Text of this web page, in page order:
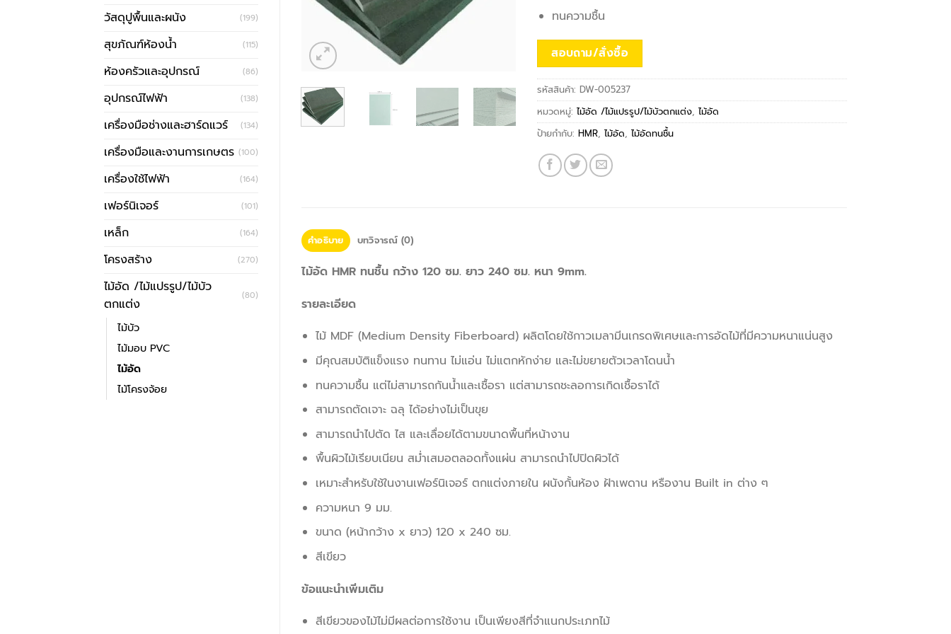
วัสดุปูพื้นและผนัง (199)
สุขภัณฑ์ห้องน้ำ (115)
ห้องครัวและอุปกรณ์ (86)
อุปกรณ์ไฟฟ้า (138)
เครื่องมือช่างและฮาร์ดแวร์ (134)
เครื่องมือและงานการเกษตร (100)
เครื่องใช้ไฟฟ้า (164)
เฟอร์นิเจอร์ (101)
เหล็ก (164)
โครงสร้าง (270)
ไม้อัด /ไม้แปรรูป/ไม้บัว
ตกแต่ง
(80)
ไม้บัว
ไม้มอบ PVC
ไม้อัด
ไม้โครงจ้อย
ทนความชื้น
สอบถาม/สั่งซื้อ
รหัสสินค้า:DW-005237
หมวดหมู่:ไม้อัด /ไม้แปรรูป/ไม้บัวตกแต่ง,ไม้อัด
ป้ายกำกับ:HMR,ไม้อัด,ไม้อัดทนชื้น
คำอธิบาย บทวิจารณ์ (0)
ไม้อัด HMR ทนชื้น กว้าง 120 ซม. ยาว 240 ซม. หนา 9mm.
รายละเอียด
ไม้ MDF (Medium Density Fiberboard) ผลิตโดยใช้กาวเมลามีนเกรดพิเศษและการอัดไม้ที่มีความหนาแน่นสูง
มีคุณสมบัติแข็งแรง ทนทาน ไม่แอ่น ไม่แตกหักง่าย และไม่ขยายตัวเวลาโดนน้ำ
ทนความชื้น แต่ไม่สามารถกันน้ำและเชื้อรา แต่สามารถชะลอการเกิดเชื้อราได้
สามารถตัดเจาะ ฉลุ ได้อย่างไม่เป็นขุย
สามารถนำไปตัด ไส และเลื่อยได้ตามขนาดพื้นที่หน้างาน
พื้นผิวไม้เรียบเนียน สม่ำเสมอตลอดทั้งแผ่น สามารถนำไปปิดผิวได้
เหมาะสำหรับใช้ในงานเฟอร์นิเจอร์ ตกแต่งภายใน ผนังกั้นห้อง ฝ้าเพดาน หรืองาน Built in ต่าง ๆ
ความหนา 9 มม.
ขนาด (หน้ากว้าง x ยาว) 120 x 240 ซม.
สีเขียว
ข้อแนะนำเพิ่มเติม
สีเขียวของไม้ไม่มีผลต่อการใช้งาน เป็นเพียงสีที่จำแนกประเภทไม้